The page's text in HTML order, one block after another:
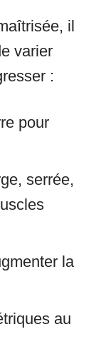
il
varier
:
pour
serrée,
la
au